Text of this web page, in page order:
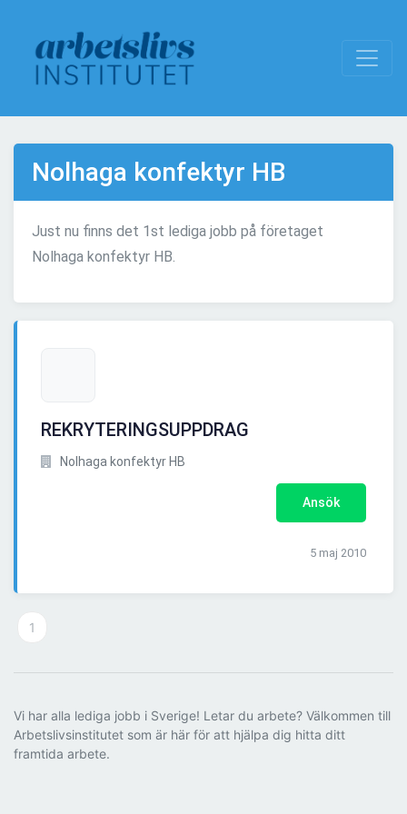
Nolhaga konfektyr HB
Just nu finns det 1st lediga jobb på företaget
Nolhaga konfektyr HB.
REKRYTERINGSUPPDRAG
Nolhaga konfektyr HB
Ansök
5 maj 2010
1
Vi har alla lediga jobb i Sverige! Letar du arbete? Välkommen till
Arbetslivsinstitutet som är här för att hjälpa dig hitta ditt
framtida arbete.